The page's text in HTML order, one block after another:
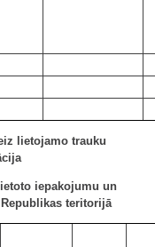
lietojamo trauku
iepakojumu un
teritorijā